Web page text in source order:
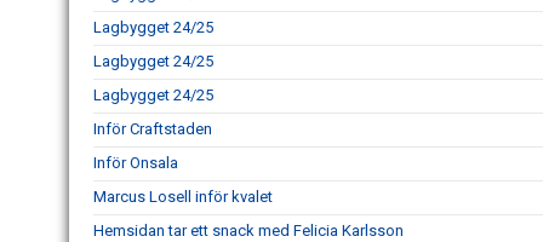
Lagbygget 24/25
Lagbygget 24/25
Lagbygget 24/25
Inför Craftstaden
Inför Onsala
Marcus Losell inför kvalet
Hemsidan tar ett snack med Felicia Karlsson